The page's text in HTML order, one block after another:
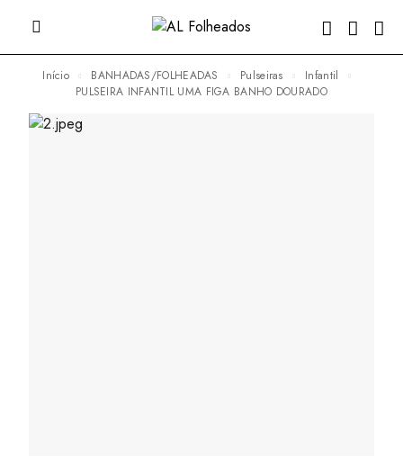
Início BANHADAS/FOLHEADAS Pulseiras
Infantil
PULSEIRA INFANTIL UMA FIGA BANHO DOURADO